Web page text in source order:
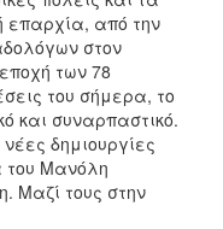
επαρχία, από την
στον
των 78
του σήμερα, το
και συναρπαστικό.
δημιουργίες
του Μανόλη
Μαζί τους στην